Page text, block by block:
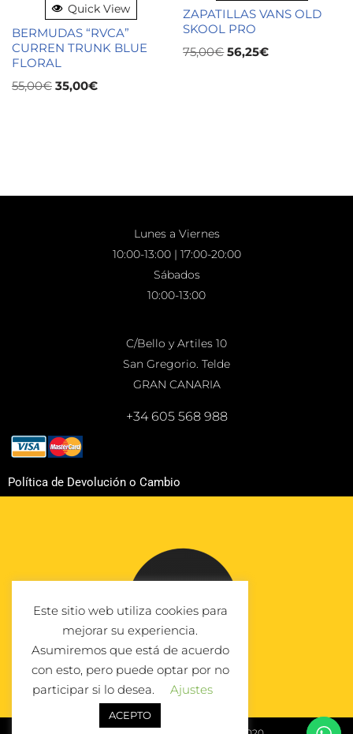
Quick View
BERMUDAS “RVCA”
CURREN TRUNK BLUE
FLORAL
55,00€ 35,00€
ZAPATILLAS VANS OLD
SKOOL PRO
75,00€ 56,25€
Lunes a Viernes
10:00-13:00 | 17:00-20:00
Sábados
10:00-13:00
C/Bello y Artiles 10
San Gregorio. Telde
GRAN CANARIA
+34 605 568 988
Política de Devolución o Cambio
Este sitio web utiliza cookies para
mejorar su experiencia.
Asumiremos que está de acuerdo
con esto, pero puede optar por no
participar si lo desea.
Ajustes
ACEPTO